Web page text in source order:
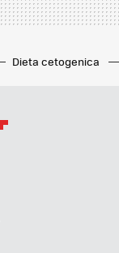
Dieta cetogenica